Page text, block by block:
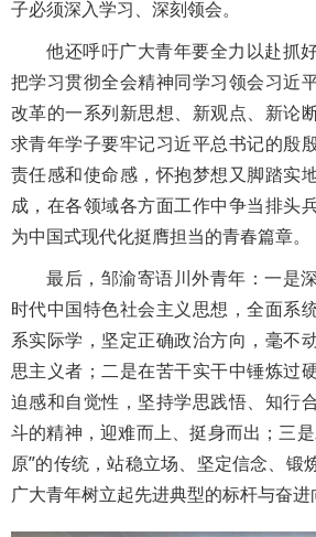
子必须深入学习、深刻领会。
他还呼吁广大青年要全力以赴抓
把学习贯彻全会精神同学习领会习近
改革的一系列新思想、新观点、新论
求青年学子要牢记习近平总书记的殷
责任感和使命感，怀抱梦想又脚踏实
成，在各领域各方面工作中争当排头
为中国式现代化挺膺担当的青春篇章。
最后，邹渝寄语川外青年：一是
时代中国特色社会主义思想，全面系
系实际学，坚定正确政治方向，毫不
思主义者；二是在苦干实干中锤炼过
迫感和自觉性，坚持学思践悟、知行
斗的精神，迎难而上、挺身而出；三
原”的传统，站稳立场、坚定信念、锻
广大青年树立起先进典型的标杆与奋进